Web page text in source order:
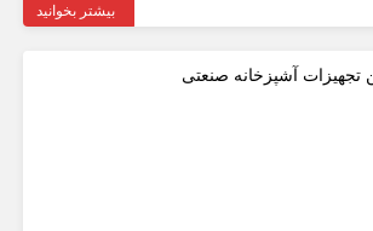
بیشتر بخوانید